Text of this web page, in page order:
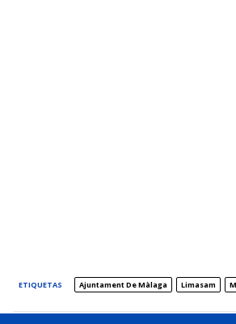
ETIQUETAS Ajuntament De Màlaga Limasam